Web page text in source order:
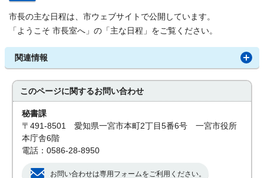
市長の主な日程は、市ウェブサイトで公開しています。
「ようこそ 市長室へ」の「主な日程」をご覧ください。
関連情報
このページに関するお問い合わせ
秘書課
〒491-8501 愛知県一宮市本町2丁目5番6号 一宮市役所
本庁舎6階
電話：0586-28-8950
お問い合わせは専用フォームをご利用ください。